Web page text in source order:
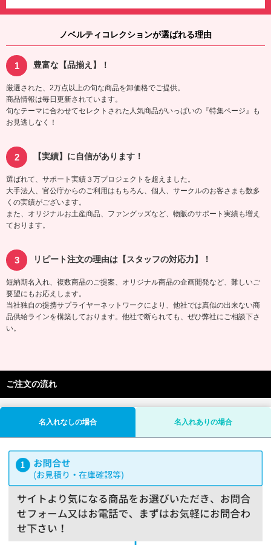
ノベルティコレクションが選ばれる理由
豊富な【品揃え】！
厳選された、2万点以上の旬な商品を卸価格でご提供。
商品情報は毎日更新されています。
旬なテーマに合わせてセレクトされた人気商品がいっぱいの『特集ページ』も
お見逃しなく！
【実績】に自信があります！
選ばれて、サポート実績３万プロジェクトを超えました。
大手法人、官公庁からのご利用はもちろん、個人、サークルのお客さまも数多
くの実績がございます。
また、オリジナルお土産商品、ファングッズなど、物販のサポート実績も増え
ております。
リピート注文の理由は【スタッフの対応力】！
短納期名入れ、複数商品のご提案、オリジナル商品の企画開発など、難しいご
要望にもお応えします。
当社独自の提携サプライヤーネットワークにより、他社では真似の出来ない商
品供給ラインを構築しております。他社で断られても、ぜひ弊社にご相談下さ
い。
ご注文の流れ
名入れなしの場合 名入れありの場合